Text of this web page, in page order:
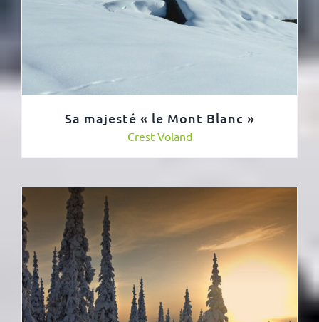
Sa majesté « le Mont Blanc »
Crest Voland